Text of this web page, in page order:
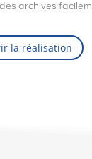
archives
la réalisation